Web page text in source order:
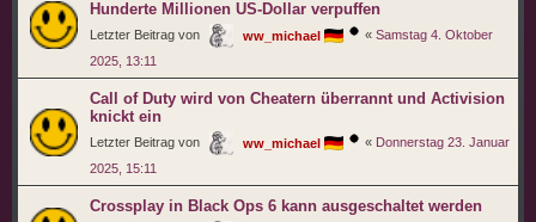
Hunderte Millionen US-Dollar verpuffen
Letzter Beitrag von ww_michael « Samstag 4. Oktober
2025, 13:11
Call of Duty wird von Cheatern überrannt und Activision
knickt ein
Letzter Beitrag von ww_michael « Donnerstag 23. Januar
2025, 15:11
Crossplay in Black Ops 6 kann ausgeschaltet werden